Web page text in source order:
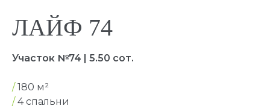
ЛАЙФ 74
Участок №74 | 5.50 сот.
/180 м²
/4 спальни